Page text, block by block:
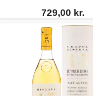
729,00 kr.